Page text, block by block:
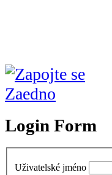
Login Form
Uživatelské jméno